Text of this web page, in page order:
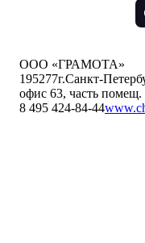
ООО «ГРАМОТА»
195277г.Санкт-
офис 63, часть
8 495 424-84-44